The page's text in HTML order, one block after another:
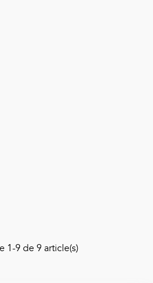
1-9 de 9 article(s)